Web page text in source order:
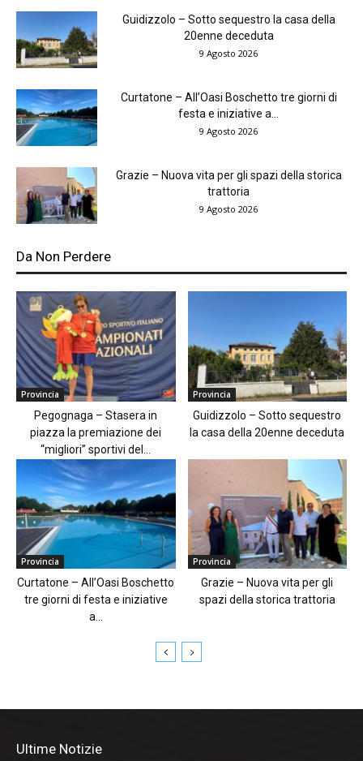
Guidizzolo – Sotto sequestro la casa della
20enne deceduta
9 Agosto 2026
Curtatone – All’Oasi Boschetto tre giorni di
festa e iniziative a...
9 Agosto 2026
Grazie – Nuova vita per gli spazi della storica
trattoria
9 Agosto 2026
Da Non Perdere
Provincia
Pegognaga – Stasera in
piazza la premiazione dei
“migliori” sportivi del...
Provincia
Guidizzolo – Sotto sequestro
la casa della 20enne deceduta
Provincia
Curtatone – All’Oasi Boschetto
tre giorni di festa e iniziative
a...
Provincia
Grazie – Nuova vita per gli
spazi della storica trattoria
Ultime Notizie